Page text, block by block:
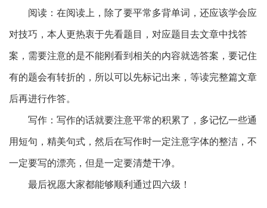
阅读：在阅读上，除了要平常多背单词，还应该学会应
对技巧，本人更热衷于先看题目，对应题目去文章中找答
案，需要注意的是不能刚看到相关的内容就选答案，要记住
有的题会有转折的，所以可以先标记出来，等读完整篇文章
后再进行作答。
写作：写作的话就要注意平常的积累了，多记忆一些通
用短句，精美句式，然后在写作时一定注意字体的整洁，不
一定要写的漂亮，但是一定要清楚干净。
最后祝愿大家都能够顺利通过四六级！